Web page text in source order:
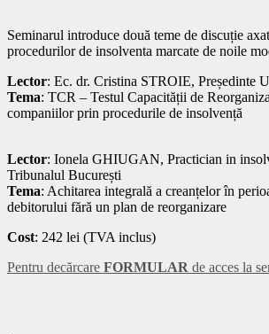
Seminarul introduce două teme de discuție
procedurilor de insolventa marcate de noile
Lector: Ec. dr. Cristina STROIE, Președinte
Tema: TCR – Testul Capacității de
companiilor prin procedurile de insolvență
Lector: Ionela GHIUGAN, Practician in
Tribunalul București
Tema: Achitarea integrală a creanțelor în
debitorului fără un plan de reorganizare
Cost: 242 lei (TVA inclus)
Pentru decărcare FORMULAR de acces la